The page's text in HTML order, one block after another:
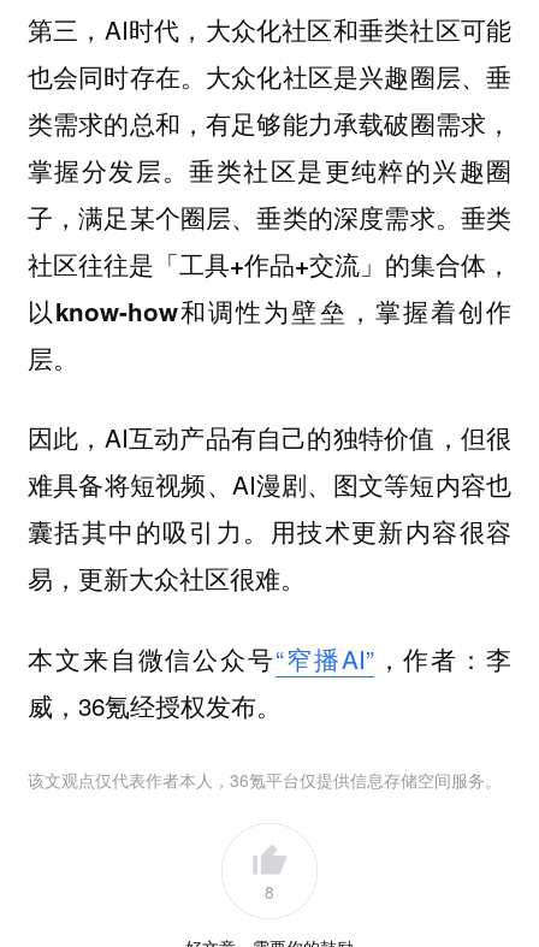
第三，AI时代，大众化社区和垂类社区可能
也会同时存在。大众化社区是兴趣圈层、垂
类需求的总和，有足够能力承载破圈需求，
掌握分发层。垂类社区是更纯粹的兴趣圈
子，满足某个圈层、垂类的深度需求。 垂类
社区往往是「工具+作品+交流」的集合体，
以know-how和调性为壁垒，掌握着创作
层。
因此，AI互动产品有自己的独特价值，但很
难具备将短视频、AI漫剧、图文等短内容也
囊括其中的吸引力。用技术更新内容很容
易，更新大众社区很难。
本文来自微信公众号“窄播AI”，作者：李
威，36氪经授权发布。
该文观点仅代表作者本人，36氪平台仅提供信息存储空间服务。
8